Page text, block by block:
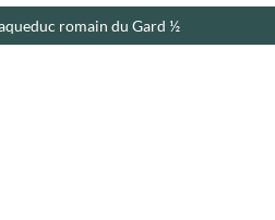
romain du Gard ½